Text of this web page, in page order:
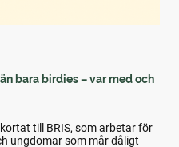
bara birdies – var med och
till BRIS, som arbetar för
ungdomar som mår dåligt